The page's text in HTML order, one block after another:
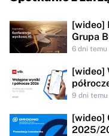
[wideo]
Grupa
6 dni temu
[wideo]
9 dni temu
[wideo]
2025/